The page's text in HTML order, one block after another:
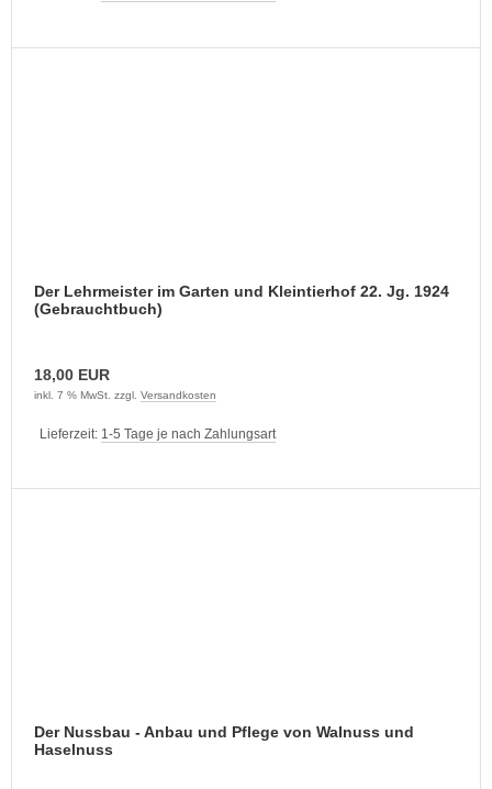
Der Lehrmeister im Garten und Kleintierhof 22. Jg. 1924
(Gebrauchtbuch)
18,00 EUR
inkl. 7 % MwSt. zzgl. Versandkosten
Lieferzeit: 1-5 Tage je nach Zahlungsart
Der Nussbau - Anbau und Pflege von Walnuss und
Haselnuss